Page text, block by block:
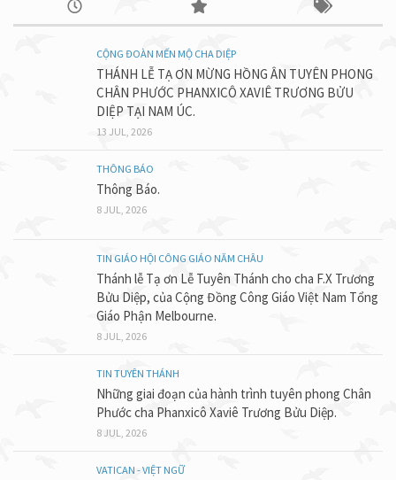
CỘNG ĐOÀN MẾN MỘ CHA DIỆP
THÁNH LỄ TẠ ƠN MỪNG HỒNG ÂN TUYÊN PHONG
CHÂN PHƯỚC PHANXICÔ XAVIÊ TRƯƠNG BỬU
DIỆP TẠI NAM ÚC.
13 JUL, 2026
THÔNG BÁO
Thông Báo.
8 JUL, 2026
TIN GIÁO HỘI CÔNG GIÁO NĂM CHÂU
Thánh lễ Tạ ơn Lễ Tuyên Thánh cho cha F.X Trương
Bửu Diệp, của Cộng Đồng Công Giáo Việt Nam Tổng
Giáo Phận Melbourne.
8 JUL, 2026
TIN TUYÊN THÁNH
Những giai đoạn của hành trình tuyên phong Chân
Phước cha Phanxicô Xaviê Trương Bửu Diệp.
8 JUL, 2026
VATICAN - VIỆT NGỮ